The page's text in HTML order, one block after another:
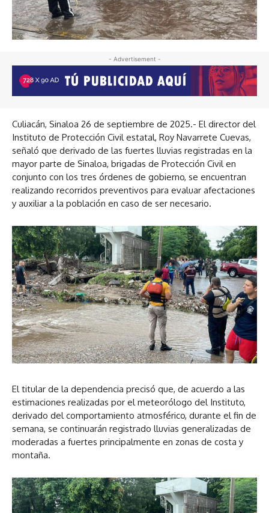
- Advertisement -
Culiacán, Sinaloa 26 de septiembre de 2025.- El director del
Instituto de Protección Civil estatal, Roy Navarrete Cuevas,
señaló que derivado de las fuertes lluvias registradas en la
mayor parte de Sinaloa, brigadas de Protección Civil en
conjunto con los tres órdenes de gobierno, se encuentran
realizando recorridos preventivos para evaluar afectaciones
y auxiliar a la población en caso de ser necesario.
El titular de la dependencia precisó que, de acuerdo a las
estimaciones realizadas por el meteorólogo del Instituto,
derivado del comportamiento atmosférico, durante el fin de
semana, se continuarán registrado lluvias generalizadas de
moderadas a fuertes principalmente en zonas de costa y
montaña.